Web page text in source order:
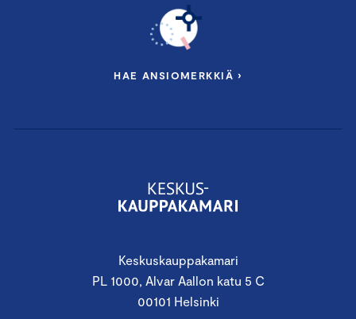
Keskuskauppakamari
PL 1000, Alvar Aallon katu 5 C
00101 Helsinki
HAE ANSIOMERKKIÄ ›